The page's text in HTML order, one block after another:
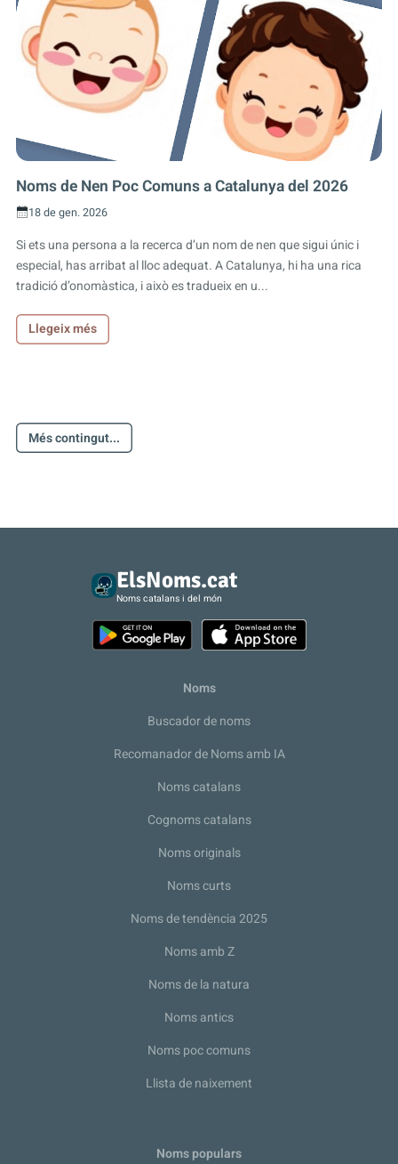
Noms de Nen Poc Comuns a Catalunya del 2026
18 de gen. 2026
Si ets una persona a la recerca d’un nom de nen que sigui únic i
especial, has arribat al lloc adequat. A Catalunya, hi ha una rica
tradició d’onomàstica, i això es tradueix en u...
Llegeix més
Més contingut...
ElsNoms.cat
Noms catalans i del món
Noms
Buscador de noms
Recomanador de Noms amb IA
Noms catalans
Cognoms catalans
Noms originals
Noms curts
Noms de tendència 2025
Noms amb Z
Noms de la natura
Noms antics
Noms poc comuns
Llista de naixement
Noms populars